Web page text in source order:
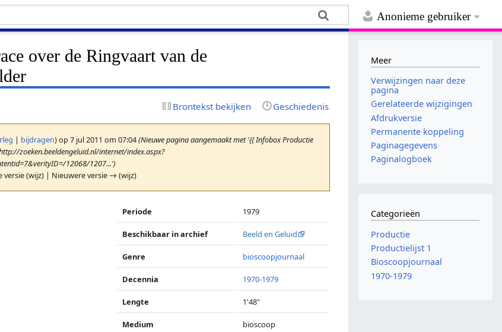
Anonieme gebruiker
over de Ringvaart van de
Brontekst bekijken Geschiedenis
| bijdragen)op 7 jul 2011 om 07:04(Nieuwe pagina aangemaakt met '{{ Infobox Productie
zoeken.beeldengeluid.nl/internet/index.aspx?
12068/1207...')
(wijz) | Nieuwere versie → (wijz)
Periode 1979
Beschikbaar in archief Beeld en Geluid
Genre bioscoopjournaal
Decennia 1970-1979
Lengte 1'48"
Medium bioscoop
Meer
Verwijzingen naar deze
pagina
Gerelateerde wijzigingen
Afdrukversie
Permanente koppeling
Paginagegevens
Paginalogboek
Categorieën
Productie
Productielijst 1
Bioscoopjournaal
1970-1979